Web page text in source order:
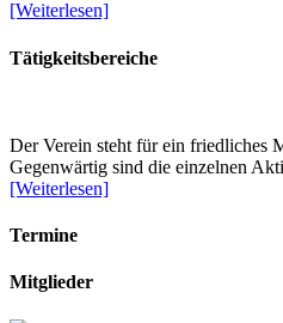
[Weiterlesen]
Tätigkeitsbereiche
Der Verein steht für ein friedliches
Gegenwärtig sind die einzelnen
[Weiterlesen]
Termine
Mitglieder